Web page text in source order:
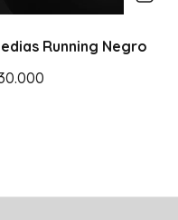
Running Negro